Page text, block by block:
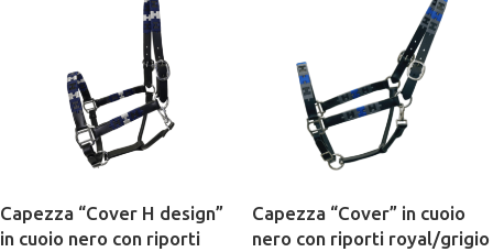
Capezza “Cover H design”
in cuoio nero con riporti
Capezza “Cover” in cuoio
nero con riporti royal/grigio